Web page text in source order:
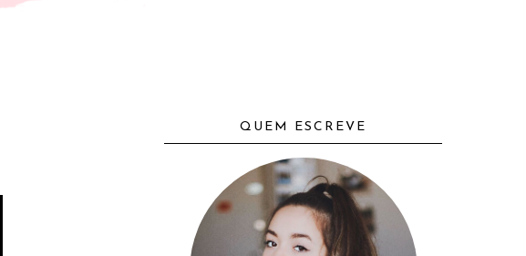
QUEM ESCREVE